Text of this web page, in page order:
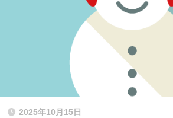
2025年10月15日